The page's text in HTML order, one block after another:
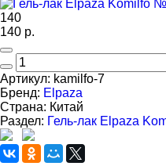
140
140 р.
Артикул: kamilfo-7
Бренд: Elpaza
Страна: Китай
Раздел: Гель-лак Elpaza